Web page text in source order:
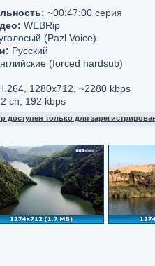
~00:47:00 серия
WEBRip
(Pazl Voice)
Русский
(forced hardsub)
1280x712, ~2280 kbps
ch, 192 kbps
доступен только для